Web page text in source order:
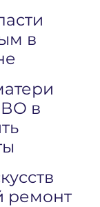
в
в
ремонт